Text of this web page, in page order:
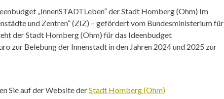
„InnenSTADTLeben“ der Stadt Homberg (Ohm) Im
und Zentren“ (ZIZ) – gefördert vom Bundesministerium für
der Stadt Homberg (Ohm) für das Ideenbudget
zur Belebung der Innenstadt in den Jahren 2024 und 2025 zur
Sie auf der Website derStadt Homberg (Ohm)